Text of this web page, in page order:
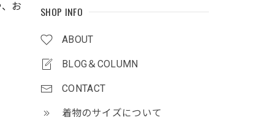
SHOP INFO
ABOUT
BLOG＆COLUMN
CONTACT
着物のサイズについて
お